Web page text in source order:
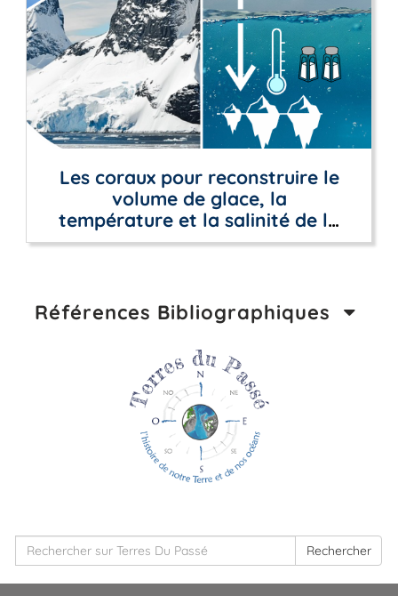
Les coraux pour reconstruire le
volume de glace, la
température et la salinité de la
surface de la mer
Références Bibliographiques
Rechercher